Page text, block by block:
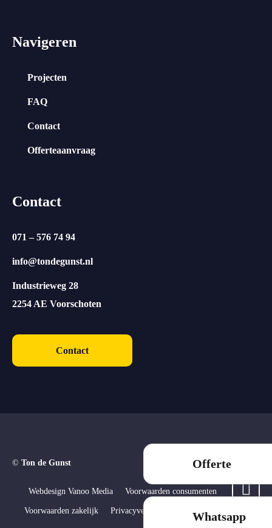
Navigeren
Projecten
FAQ
Contact
Offerteaanvraag
Contact
071 – 576 74 94
info@tondegunst.nl
Industrieweg 28
2254 AE Voorschoten
Contact
Offerte
Whatsapp
© Ton de Gunst
Webdesign Vanoo Media Voorwaarden consumenten
Voorwaarden zakelijk Privacyverklaring Sitemap